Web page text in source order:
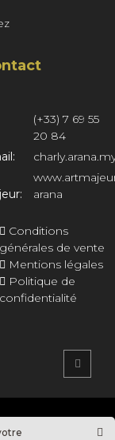
(+33) 7 69 55
20 84
arana
Conditions
générales de vente
Mentions légales
Politique de
confidentialité